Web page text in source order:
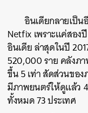
อินเดียกลายเป็
Netfix เพราะแค่สอ
อินเดีย ล่าสุดในปี
520,000 ราย คลังภ
ขึ้น 5 เท่า สัดส่วนขอ
มีภาพยนตร์ให้ดูแล้ว
ทั้งหมด 73 ประเทศ